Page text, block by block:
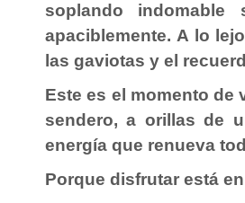
soplando
apaciblemente. A lo
las gaviotas y el
Este es el momento de
sendero, a orillas de
energía que renueva
Porque disfrutar está